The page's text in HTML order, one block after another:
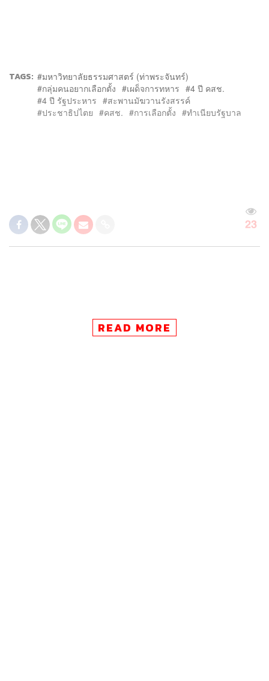
TAGS:
มหาวิทยาลัยธรรมศาสตร์ (ท่าพระจันทร์)
กลุ่มคนอยากเลือกตั้ง
เผด็จการทหาร
4 ปี คสช.
4 ปี รัฐประหาร
สะพานมัฆวานรังสรรค์
ประชาธิปไตย
คสช. การเลือกตั้ง ทำเนียบรัฐบาล
23
READ MORE